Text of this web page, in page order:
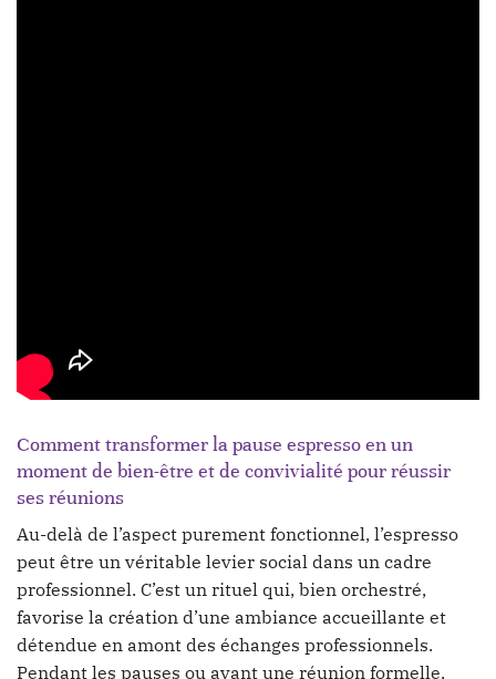
Comment transformer la pause espresso en un
moment de bien-être et de convivialité pour réussir
ses réunions
Au-delà de l’aspect purement fonctionnel, l’espresso
peut être un véritable levier social dans un cadre
professionnel. C’est un rituel qui, bien orchestré,
favorise la création d’une ambiance accueillante et
détendue en amont des échanges professionnels.
Pendant les pauses ou avant une réunion formelle,